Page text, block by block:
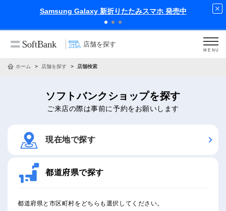
Samsung Galaxy 新折りたたみスマホ 発売中
店舗を探す
MENU
ホーム 店舗を探す 店舗検索
ソフトバンクショップを探す
ご来店の際は事前に予約をお願いします
現在地で探す
都道府県で探す
都道府県と市区町村をどちらも選択してください。